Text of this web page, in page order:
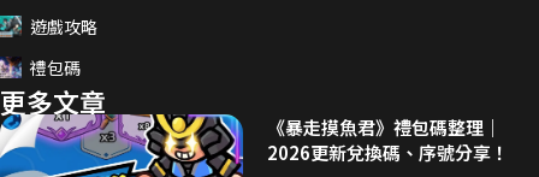
遊戲攻略
禮包碼
更多文章
《暴走摸魚君》禮包碼整理｜
2026更新兌換碼、序號分享！